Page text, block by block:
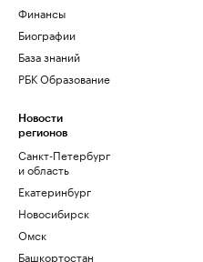
Финансы
Биографии
База знаний
РБК Образование
Новости
регионов
Санкт-Петербург
и область
Екатеринбург
Новосибирск
Омск
Башкортостан